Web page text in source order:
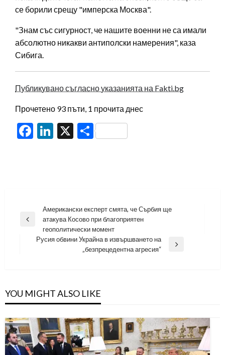
се борили срещу "имперска Москва".
"Знам със сигурност, че нашите военни не са имали
абсолютно никакви антиполски намерения", каза
Сибига.
Публикувано съгласно указанията на Fakti.bg
Прочетено 93 пъти, 1 прочита днес
Facebook
LinkedIn
X Share
Навигация
Previous
Американски експерт смята, че Сърбия ще
атакува Косово при благоприятен
геополитически момент
Русия обвини Украйна в извършването на
„безпрецедентна агресия“
YOU MIGHT ALSO LIKE